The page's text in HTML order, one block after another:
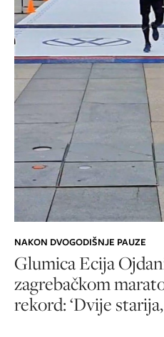
NAKON DVOGODIŠNJE PAUZE
Glumica Ecija
zagrebačkom
rekord: ‘Dvije